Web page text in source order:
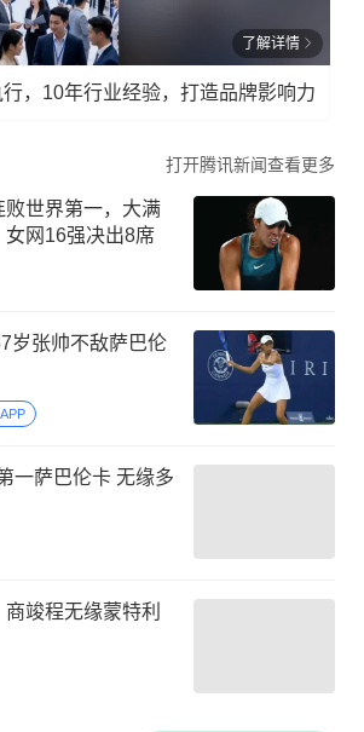
了解详情
，10年行业经验，打造品牌影响力
打开腾讯新闻查看更多
世界第一，大满
女网16强决出8席
岁张帅不敌萨巴伦
一萨巴伦卡 无缘多
竣程无缘蒙特利